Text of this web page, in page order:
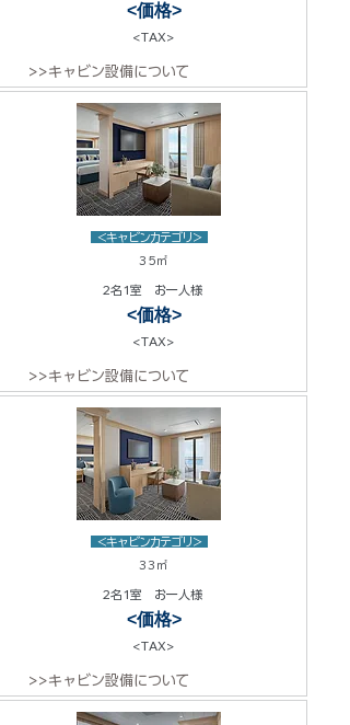
<価格>
<TAX>
>>キャビン設備について
<キャビンカテゴリ>
35㎡
2名1室 お一人様
<価格>
<TAX>
>>キャビン設備について
<キャビンカテゴリ>
33㎡
2名1室 お一人様
<価格>
<TAX>
>>キャビン設備について